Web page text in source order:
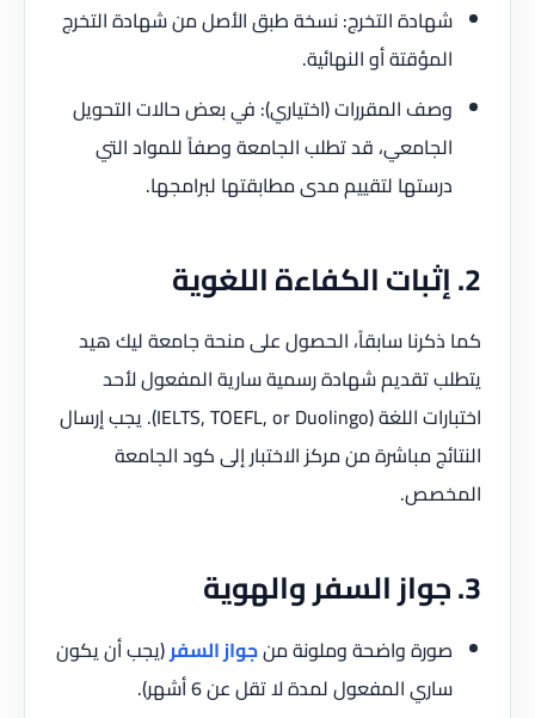
شهادة التخرج: نسخة طبق الأصل من شهادة التخرج
المؤقتة أو النهائية.
وصف المقررات (اختياري): في بعض حالات التحويل
الجامعي، قد تطلب الجامعة وصفاً للمواد التي
درستها لتقييم مدى مطابقتها لبرامجها.
2. إثبات الكفاءة اللغوية
كما ذكرنا سابقاً، الحصول على منحة جامعة ليك هيد
يتطلب تقديم شهادة رسمية سارية المفعول لأحد
اختبارات اللغة (IELTS, TOEFL, or Duolingo). يجب إرسال
النتائج مباشرة من مركز الاختبار إلى كود الجامعة
المخصص.
3. جواز السفر والهوية
صورة واضحة وملونة منجواز السفر(يجب أن يكون
ساري المفعول لمدة لا تقل عن 6 أشهر).